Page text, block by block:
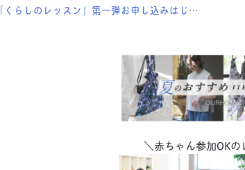
「くらしのレッスン」第一弾お申し込みはじめました。
＼赤ちゃん参加OK